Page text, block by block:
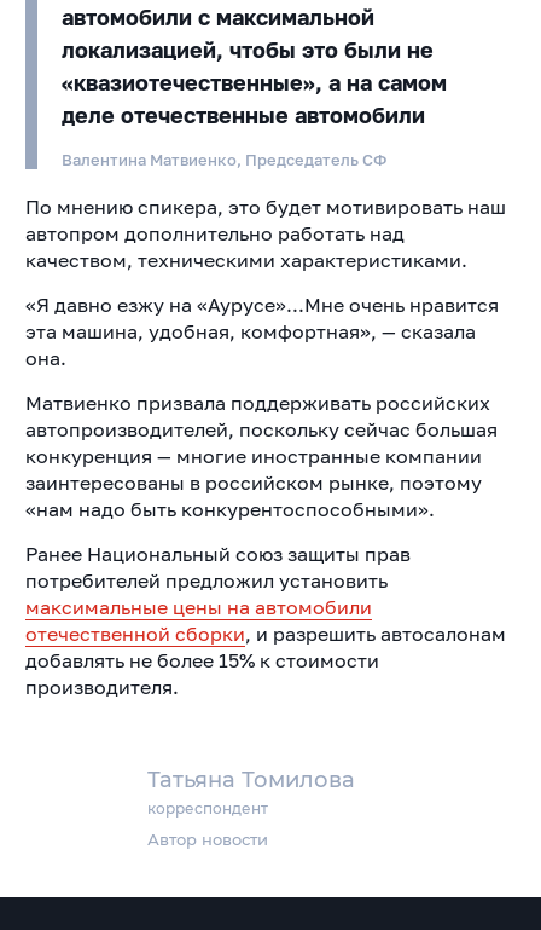
Татьяна Томилова
корреспондент
Автор новости
автомобили с максимальной
локализацией, чтобы это были не
«квазиотечественные», а на самом
деле отечественные автомобили
Валентина Матвиенко, Председатель СФ
По мнению спикера, это будет мотивировать наш
автопром дополнительно работать над
качеством, техническими характеристиками.
«Я давно езжу на «Аурусе»...Мне очень нравится
эта машина, удобная, комфортная», — сказала
она.
Матвиенко призвала поддерживать российских
автопроизводителей, поскольку сейчас большая
конкуренция — многие иностранные компании
заинтересованы в российском рынке, поэтому
«нам надо быть конкурентоспособными».
Ранее Национальный союз защиты прав
потребителей предложил установить
максимальные цены на автомобили
отечественной сборки, и разрешить автосалонам
добавлять не более 15% к стоимости
производителя.